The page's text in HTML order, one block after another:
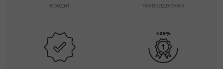
кредит
техподдержка